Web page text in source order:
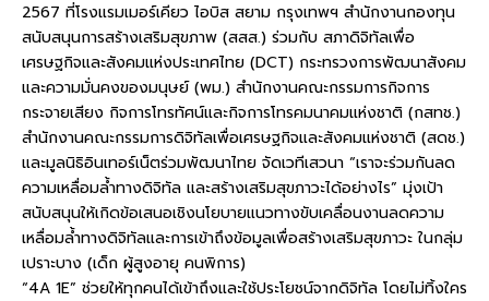
2567 ที่โรงแรมเมอร์เคียว ไอบิส สยาม กรุงเทพฯ สำนักงานกองทุน
สนับสนุนการสร้างเสริมสุขภาพ (สสส.) ร่วมกับ สภาดิจิทัลเพื่อ
เศรษฐกิจและสังคมแห่งประเทศไทย (DCT) กระทรวงการพัฒนาสังคม
และความมั่นคงของมนุษย์ (พม.) สำนักงานคณะกรรมการกิจการ
กระจายเสียง กิจการโทรทัศน์และกิจการโทรคมนาคมแห่งชาติ (กสทช.)
สำนักงานคณะกรรมการดิจิทัลเพื่อเศรษฐกิจและสังคมแห่งชาติ (สดช.)
และมูลนิธิอินเทอร์เน็ตร่วมพัฒนาไทย จัดเวทีเสวนา “เราจะร่วมกันลด
ความเหลื่อมล้ำทางดิจิทัล และสร้างเสริมสุขภาวะได้อย่างไร” มุ่งเป้า
สนับสนุนให้เกิดข้อเสนอเชิงนโยบายแนวทางขับเคลื่อนงานลดความ
เหลื่อมล้ำทางดิจิทัลและการเข้าถึงข้อมูลเพื่อสร้างเสริมสุขภาวะ ในกลุ่ม
เปราะบาง (เด็ก ผู้สูงอายุ คนพิการ)
“4A 1E” ช่วยให้ทุกคนได้เข้าถึงและใช้ประโยชน์จากดิจิทัล โดยไม่ทิ้งใคร